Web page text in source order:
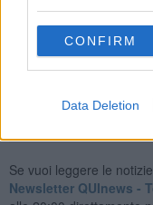
CONFIRM
Data Deletion
L'uomo processato per
giudiziarie il fermo è
nuovamente in carcere
Se vuoi leggere le
Newsletter QUInews -